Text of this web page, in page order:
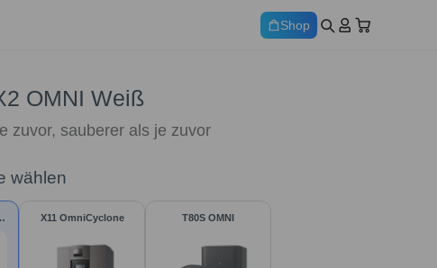
Shop
OMNI Weiß
zuvor, sauberer als je zuvor
wählen
X11 OmniCyclone T80S OMNI